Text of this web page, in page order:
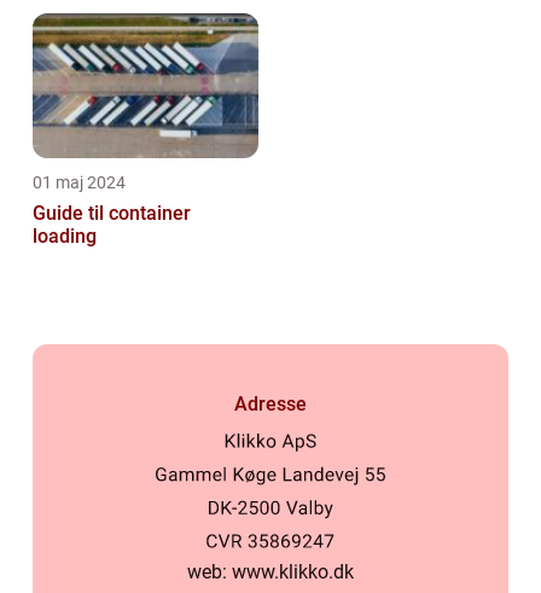
01 maj 2024
Guide til container
loading
Adresse
web: www.klikko.dk